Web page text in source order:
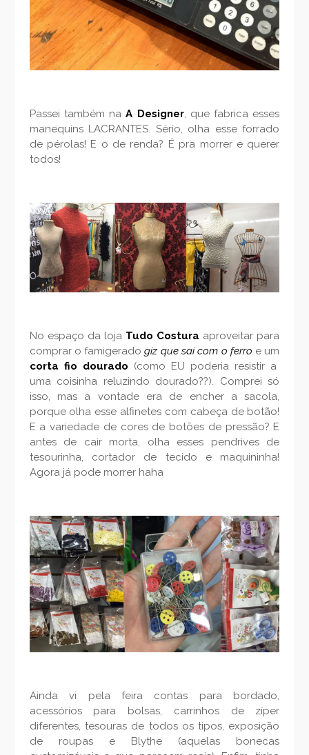
Passei também naA Designer, que fabrica esses
manequins LACRANTES. Sério, olha esse forrado
de pérolas! E o de renda? É pra morrer e querer
todos!
No espaço da loja Tudo Costura aproveitar para
comprar o famigerado giz que sai com o ferro e um
corta fio dourado (como EU poderia resistir a
uma coisinha reluzindo dourado??). Comprei só
isso, mas a vontade era de encher a sacola,
porque olha esse alfinetes com cabeça de botão!
E a variedade de cores de botões de pressão? E
antes de cair morta, olha esses pendrives de
tesourinha, cortador de tecido e maquininha!
Agora já pode morrer haha
Ainda vi pela feira contas para bordado,
acessórios para bolsas, carrinhos de zíper
diferentes, tesouras de todos os tipos, exposição
de roupas e Blythe (aquelas bonecas